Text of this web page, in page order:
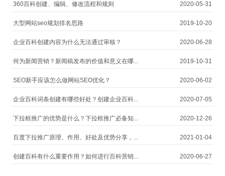
360百科创建、编辑、修改流程和规则 2020-05-31
大型网站seo规划排名思路 2019-10-20
企业百科创建内容为什么无法通过审核？ 2020-06-28
何为新闻营销？新闻稿发布的价值和意义在哪... 2019-10-31
SEO新手应该怎么做网站SEO优化？ 2020-06-02
企业百科词条创建有哪些好处？创建企业百科... 2020-07-05
下拉框推广的优势是什么？下拉框推广必备知... 2020-12-26
百度下拉推广原理、作用、好处及优势分享，... 2021-01-04
创建百科有什么重要作用？如何进行百科营销... 2020-06-27